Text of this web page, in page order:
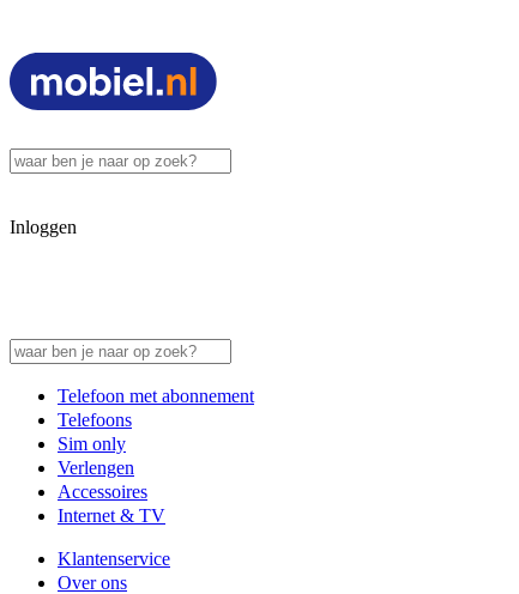
Inloggen
Telefoon met abonnement
Telefoons
Sim only
Verlengen
Accessoires
Internet & TV
Klantenservice
Over ons